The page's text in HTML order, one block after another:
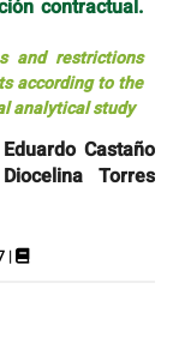
contractual.
and restrictions
according to the
analytical study
Castaño
Torres
|